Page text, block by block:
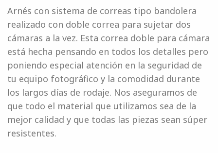
Arnés con sistema de correas tipo bandolera
realizado con doble correa para sujetar dos
cámaras a la vez. Esta correa doble para cámara
está hecha pensando en todos los detalles pero
poniendo especial atención en la seguridad de
tu equipo fotográfico y la comodidad durante
los largos días de rodaje. Nos aseguramos de
que todo el material que utilizamos sea de la
mejor calidad y que todas las piezas sean súper
resistentes.